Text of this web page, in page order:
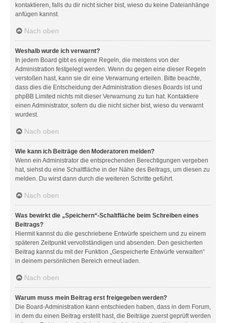
kontaktieren, falls du dir nicht sicher bist, wieso du keine Dateianhänge
anfügen kannst.
Nach oben
Weshalb wurde ich verwarnt?
In jedem Board gibt es eigene Regeln, die meistens von der
Administration festgelegt werden. Wenn du gegen eine dieser Regeln
verstoßen hast, kann sie dir eine Verwarnung erteilen. Bitte beachte,
dass dies die Entscheidung der Administration dieses Boards ist und
phpBB Limited nichts mit dieser Verwarnung zu tun hat. Kontaktiere
einen Administrator, sofern du die nicht sicher bist, wieso du verwarnt
wurdest.
Nach oben
Wie kann ich Beiträge den Moderatoren melden?
Wenn ein Administrator die entsprechenden Berechtigungen vergeben
hat, siehst du eine Schaltfläche in der Nähe des Beitrags, um diesen zu
melden. Du wirst dann durch die weiteren Schritte geführt.
Nach oben
Was bewirkt die „Speichern“-Schaltfläche beim Schreiben eines
Beitrags?
Hiermit kannst du die geschriebene Entwürfe speichern und zu einem
späteren Zeitpunkt vervollständigen und absenden. Den gesicherten
Beitrag kannst du mit der Funktion „Gespeicherte Entwürfe verwalten“
in deinem persönlichen Bereich erneut laden.
Nach oben
Warum muss mein Beitrag erst freigegeben werden?
Die Board-Administration kann entschieden haben, dass in dem Forum,
in dem du einen Beitrag erstellt hast, die Beiträge zuerst geprüft werden